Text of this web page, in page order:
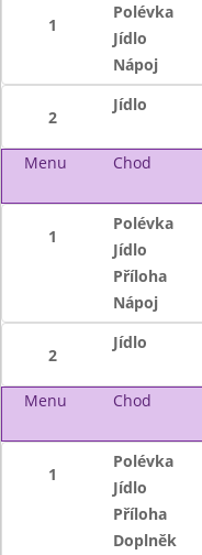
1
Polévka
Jídlo
Nápoj
2
Jídlo
Menu Chod
1
Polévka
Jídlo
Příloha
Nápoj
2
Jídlo
Menu Chod
1
Polévka
Jídlo
Příloha
Doplněk